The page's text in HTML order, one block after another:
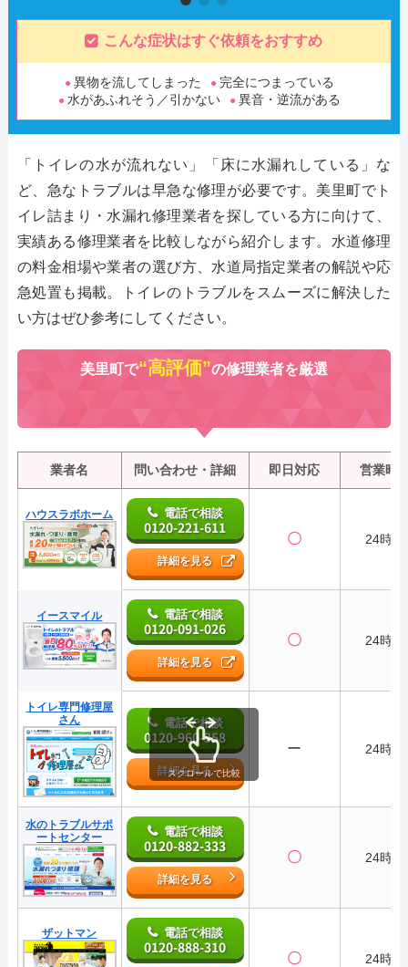
こんな症状はすぐ依頼をおすすめ
異物を流してしまった
完全につまっている
水があふれそう／引かない
異音・逆流がある
「トイレの水が流れない」「床に水漏れしている」な
ど、急なトラブルは早急な修理が必要です。美里町でト
イレ詰まり・水漏れ修理業者を探している方に向けて、
実績ある修理業者を比較しながら紹介します。水道修理
の料金相場や業者の選び方、水道局指定業者の解説や応
急処置も掲載。トイレのトラブルをスムーズに解決した
い方はぜひ参考にしてください。
美里町で“高評価”の修理業者を厳選
業者名 問い合わせ・詳細 即日対応 営業時
ハウスラボホーム 電話で相談
0120-221-611
詳細を見る
〇 24時間
イースマイル 電話で相談
0120-091-026
詳細を見る
〇 24時間
トイレ専門修理屋
さん
電話で相談
0120-960-358
詳細を見る
ー 24時間
水のトラブルサポ
ートセンター
電話で相談
0120-882-333
詳細を見る
〇 24時間
ザットマン 電話で相談
0120-888-310
〇 24時間
スクロールで比較